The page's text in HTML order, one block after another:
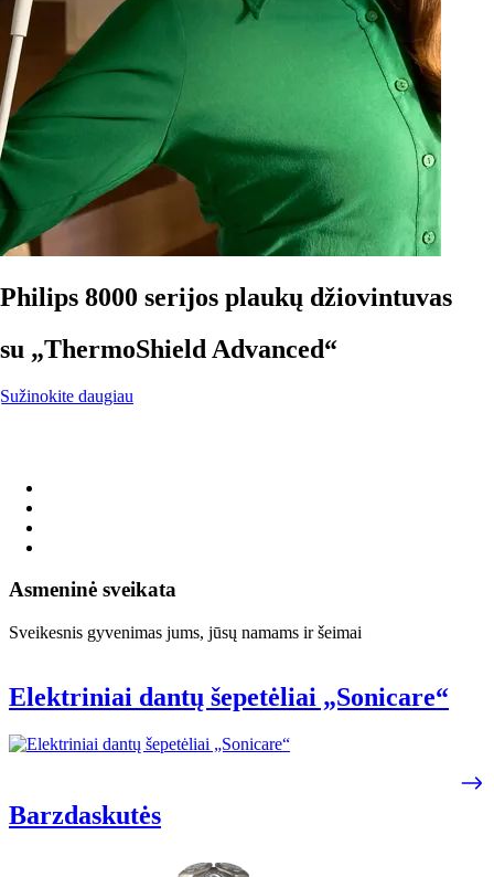
Philips 8000 serijos plaukų džiovintuvas
su „ThermoShield Advanced“
Sužinokite daugiau
Asmeninė sveikata
Sveikesnis gyvenimas jums, jūsų namams ir šeimai
Elektriniai dantų šepetėliai „Sonicare“
Barzdaskutės